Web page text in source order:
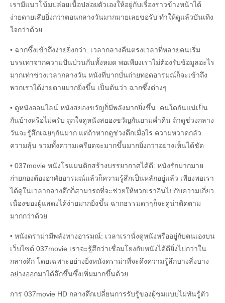
เรามีแนวโน้มปล่อยเนื้อปล่อยตัวเองให้อยู่กับเรื่องราวข้างหน้าได้
ง่ายดายเสียยิ่งกว่าตอนกลางวันมากมายเลยขอรับ ทำให้ดูแล้วบันเทิง
ใจกว่าด้วย
• ฉากซึ้งเข้าถึงง่ายยิ่งกว่า: เวลากลางคืนตรงเวลาที่หลายคนเริ่ม
บรรเทาจากความปั่นป่วนกันทั้งหมด พอเพียงเราไม่ต้องรับข้อมูลอะไร
มากเท่าช่วงเวลากลางวัน หนังที่บากบั่นถ่ายทอดอารมณ์ก็จะเข้าถึง
พวกเราได้ง่ายดายมากยิ่งขึ้น เป็นต้นว่า ฉากซึ้งต่างๆ
• ดูหนังออนไลน์ หนังสยองขวัญก็มีพลังมากยิ่งขึ้น: คนใดกันแน่เป็น
กันบ้างหรือไม่ครับ ถูกใจดูหนังสยองขวัญกันยามค่ำคืน ถ้าดูช่วงกลาง
วันจะรู้สึกเฉยๆกันมาก แต่ถ้าหากดูช่วงดึกเมื่อไร ความหวาดกลัว
ความลุ้น รวมทั้งความเครียดจะมากขึ้นมากยิ่งกว่าอย่างเห็นได้ชัด
• 037movie หนังโรแมนติกสร้างบรรยากาศได้ดี: หนังรักมากมาย
ก่ายกองต้องอาศัยอารมณ์แล้วก็ความรู้สึกเป็นหลักอยู่แล้ว เพียงพอเรา
ได้ดูในเวลากลางดึกก็สามารถที่จะช่วยให้พวกเราอินไปกับความเกี่ยว
เนื่องของผู้แสดงได้ง่ายมากยิ่งขึ้น ฉากธรรมดาๆก็จะดูน่าติดตาม
มากกว่าด้วย
• หนังดราม่ามีพลังทางอารมณ์: เวลาเรานั่งดูหนังหรืออยู่กับตนเองบน
เว็บไซต์ 037movie เราจะรู้สึกว่าเชื่อมโยงกับหนังได้ดียิ่งไปกว่าใน
กลางดึก โดยเฉพาะอย่างยิ่งหนังดราม่าที่จะดึงความรู้สึกบางสิ่งบาง
อย่างออกมาได้ลึกขึ้นซึ้งเพิ่มมากขึ้นด้วย
การ 037movie HD กลางดึกเปลี่ยนการรับรู้ของผู้ชมแบบไม่ทันรู้ตัว